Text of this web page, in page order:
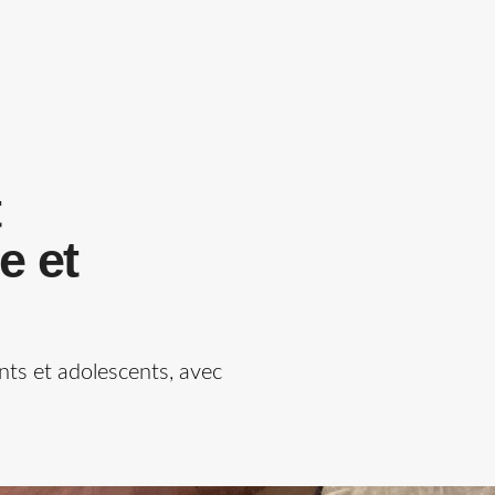
et
et adolescents, avec